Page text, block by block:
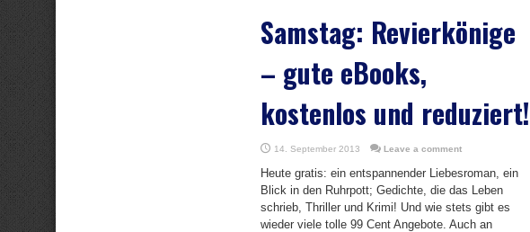
Samstag: Revierkönige
– gute eBooks,
kostenlos und reduziert!
14. September 2013 Leave a comment
Heute gratis: ein entspannender Liebesroman, ein
Blick in den Ruhrpott; Gedichte, die das Leben
schrieb, Thriller und Krimi! Und wie stets gibt es
wieder viele tolle 99 Cent Angebote. Auch an